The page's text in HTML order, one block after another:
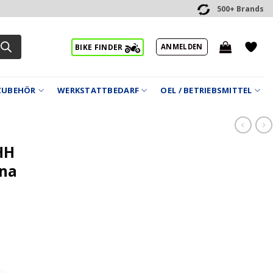
500+ Brands
BIKE FINDER ANMELDEN
WERKSTATTBEDARF OEL / BETRIEBSMITTEL